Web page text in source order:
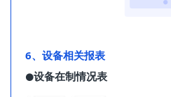
6、设备相关报表
⚫设备在制情况表